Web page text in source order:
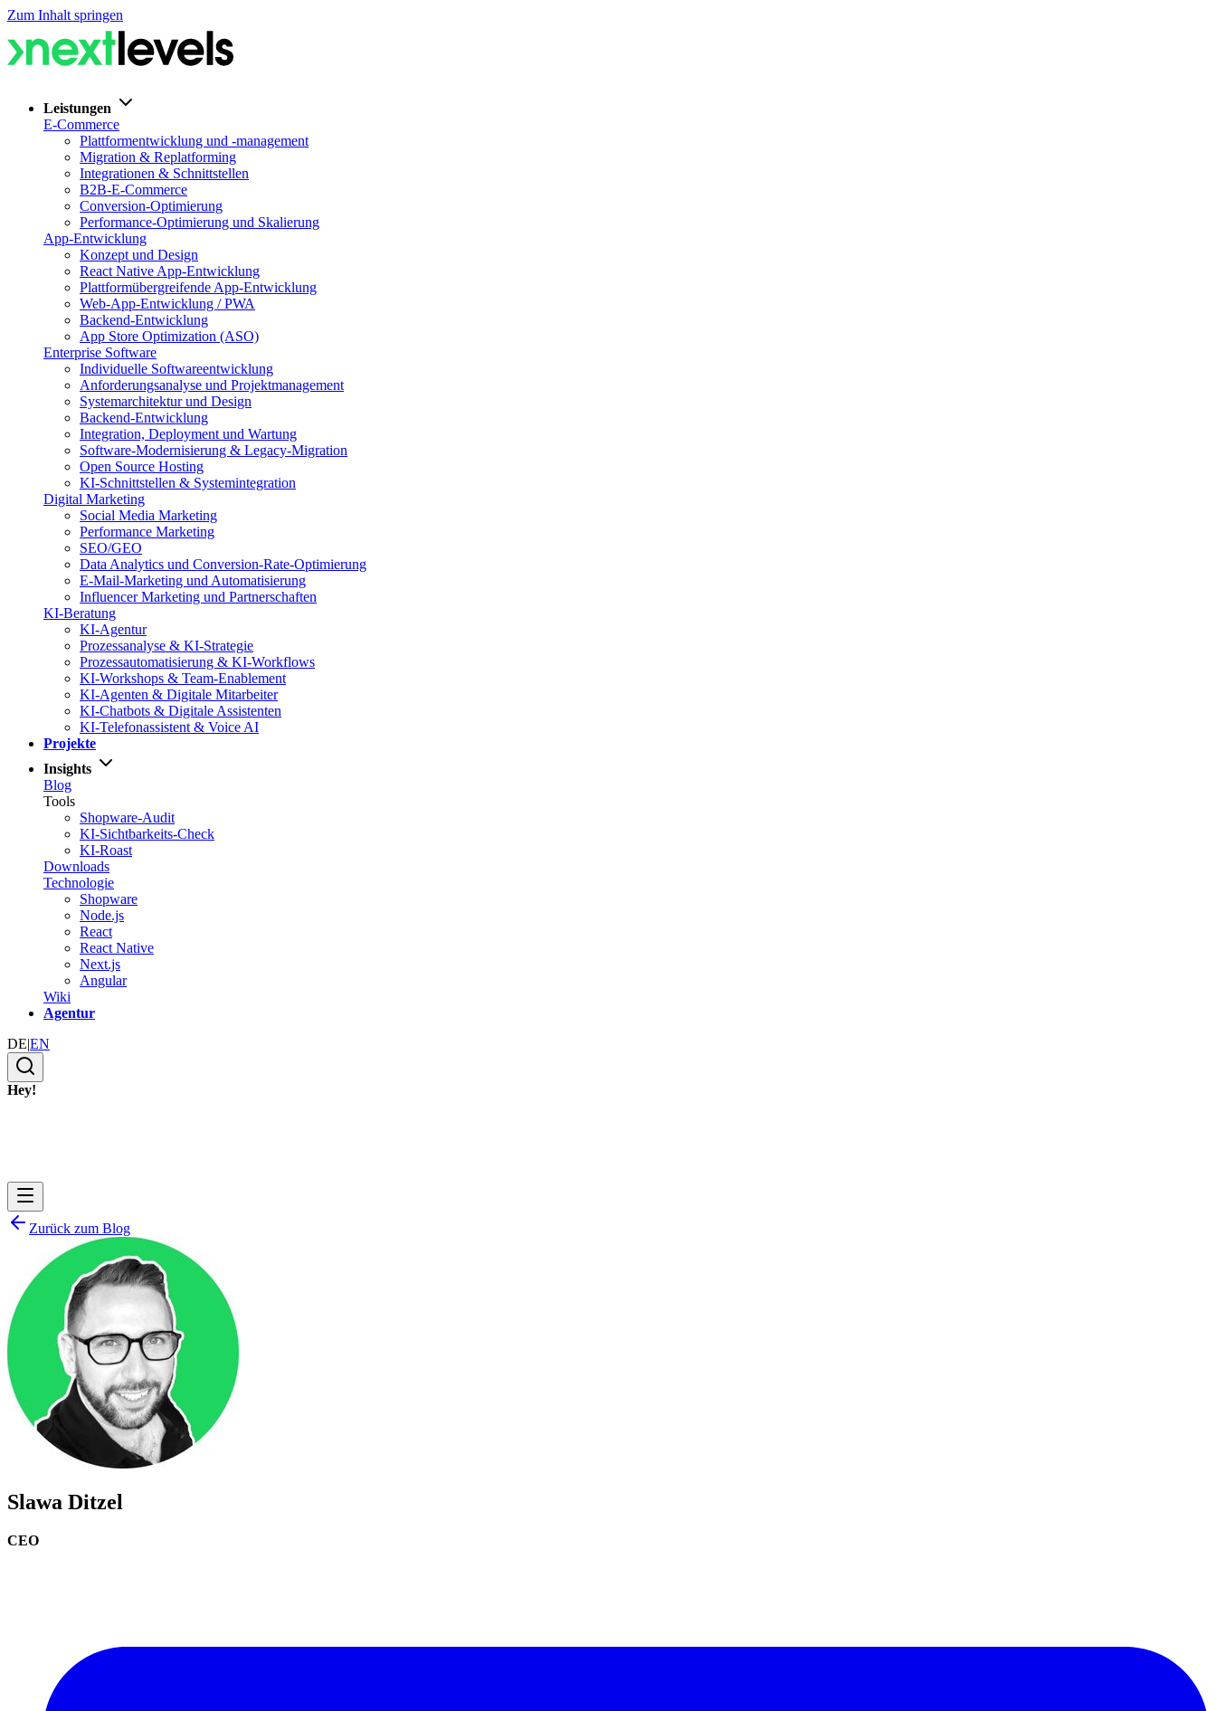
Zum Inhalt springen
Leistungen
E-Commerce
Plattformentwicklung und -management
Migration & Replatforming
Integrationen & Schnittstellen
B2B-E-Commerce
Conversion-Optimierung
Performance-Optimierung und Skalierung
App-Entwicklung
Konzept und Design
React Native App-Entwicklung
Plattformübergreifende App-Entwicklung
Web-App-Entwicklung / PWA
Backend-Entwicklung
App Store Optimization (ASO)
Enterprise Software
Individuelle Softwareentwicklung
Anforderungsanalyse und Projektmanagement
Systemarchitektur und Design
Backend-Entwicklung
Integration, Deployment und Wartung
Software-Modernisierung & Legacy-Migration
Open Source Hosting
KI-Schnittstellen & Systemintegration
Digital Marketing
Social Media Marketing
Performance Marketing
SEO/GEO
Data Analytics und Conversion-Rate-Optimierung
E-Mail-Marketing und Automatisierung
Influencer Marketing und Partnerschaften
KI-Beratung
KI-Agentur
Prozessanalyse & KI-Strategie
Prozessautomatisierung & KI-Workflows
KI-Workshops & Team-Enablement
KI-Agenten & Digitale Mitarbeiter
KI-Chatbots & Digitale Assistenten
KI-Telefonassistent & Voice AI
Projekte
Insights
Blog
Tools
Shopware-Audit
KI-Sichtbarkeits-Check
KI-Roast
Downloads
Technologie
Shopware
Node.js
React
React Native
Next.js
Angular
Wiki
Agentur
DE|EN
Hey!
Zurück zum Blog
Slawa Ditzel
CEO